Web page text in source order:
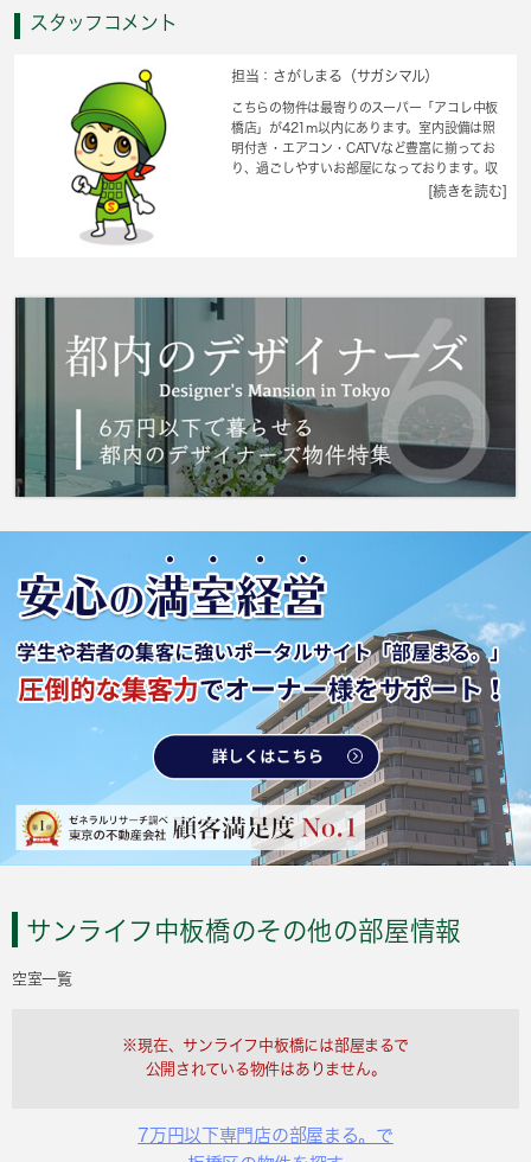
スタッフコメント
担当：さがしまる（サガシマル）
こちらの物件は最寄りのスーパー「アコレ中板
橋店」が421m以内にあります。室内設備は照
明付き・エアコン・CATVなど豊富に揃ってお
り、過ごしやすいお部屋になっております。収
納はクロゼット・シューズボックスなど豊富な
す。様々な条件に適した物件を取り扱っており
ますので、ぜひご連絡下さい。
[続きを読む]
サンライフ中板橋のその他の部屋情報
空室一覧
※現在、サンライフ中板橋には部屋まるで
公開されている物件はありません。
7万円以下専門店の部屋まる。で